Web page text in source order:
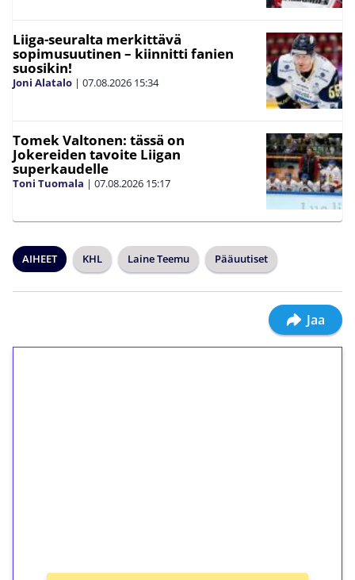
Liiga-seuralta merkittävä
sopimusuutinen – kiinnitti fanien
suosikin!
Joni Alatalo | 07.08.2026 15:34
Tomek Valtonen: tässä on
Jokereiden tavoite Liigan
superkaudelle
Toni Tuomala | 07.08.2026 15:17
AIHEET KHL Laine Teemu Pääuutiset
Jaa